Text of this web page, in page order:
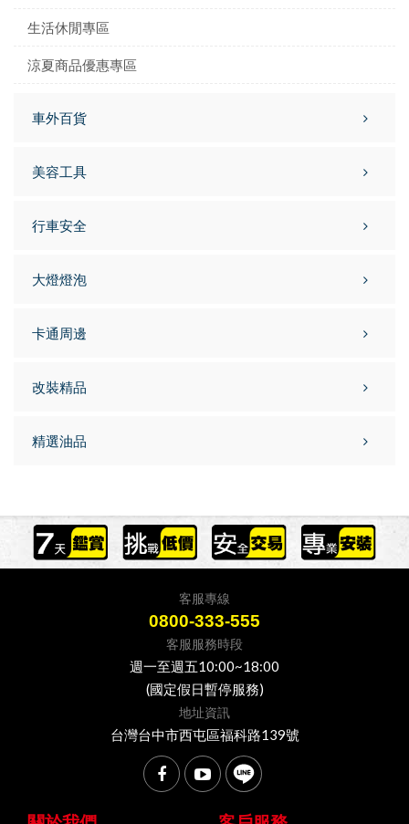
生活休閒專區
涼夏商品優惠專區
車外百貨
美容工具
行車安全
大燈燈泡
卡通周邊
改裝精品
精選油品
客服專線
0800-333-555
客服服務時段
週一至週五10:00~18:00
(國定假日暫停服務)
地址資訊
台灣台中市西屯區福科路139號